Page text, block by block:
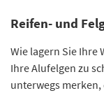
Reifen- und
Wie lagern Sie Ihre
Ihre Alufelgen zu
unterwegs